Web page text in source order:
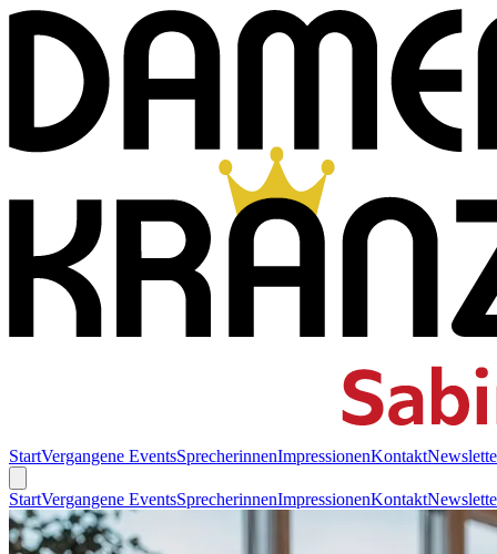
StartVergangene EventsSprecherinnenImpressionenKontakt
StartVergangene EventsSprecherinnenImpressionenKontakt